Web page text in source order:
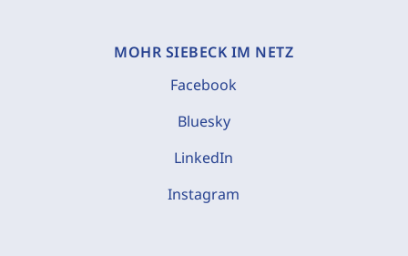
MOHR SIEBECK IM NETZ
Facebook
Bluesky
LinkedIn
Instagram